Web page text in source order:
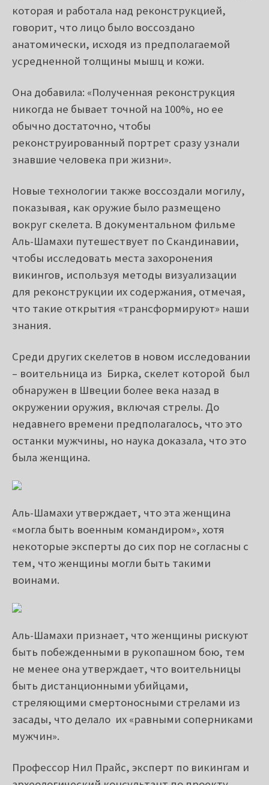
Центре анатомии и идентификации человека,
которая и работала над реконструкцией,
говорит, что лицо было воссоздано
анатомически, исходя из предполагаемой
усредненной толщины мышц и кожи.
Она добавила: «Полученная реконструкция
никогда не бывает точной на 100%, но ее
обычно достаточно, чтобы
реконструированный портрет сразу узнали
знавшие человека при жизни».
Новые технологии также воссоздали могилу,
показывая, как оружие было размещено
вокруг скелета. В документальном фильме
Аль-Шамахи путешествует по Скандинавии,
чтобы исследовать места захоронения
викингов, используя методы визуализации
для реконструкции их содержания, отмечая,
что такие открытия «трансформируют» наши
Среди других скелетов в новом исследовании
– воительница из Бирка, скелет которой был
обнаружен в Швеции более века назад в
окружении оружия, включая стрелы. До
недавнего времени предполагалось, что это
останки мужчины, но наука доказала, что это
была женщина.
Аль-Шамахи утверждает, что эта женщина
«могла быть военным командиром», хотя
некоторые эксперты до сих пор не согласны с
тем, что женщины могли быть такими
Аль-Шамахи
признает, что женщины рискуют
быть побежденными в рукопашном бою, тем
не менее она утверждает, что воительницы
быть дистанционными убийцами,
стреляющими смертоносными стрелами из
засады, что делало их «равными соперниками
мужчин».
Профессор Нил Прайс, эксперт по викингам и